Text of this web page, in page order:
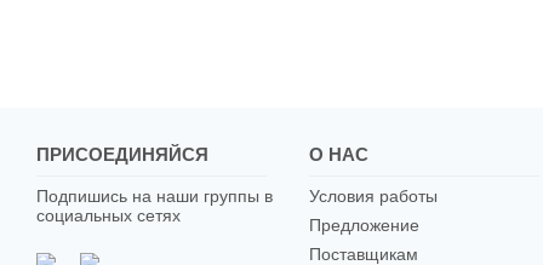
ПРИСОЕДИНЯЙСЯ
Подпишись на наши группы в
социальных сетях
О НАС
Условия работы
Предложение
Поставщикам